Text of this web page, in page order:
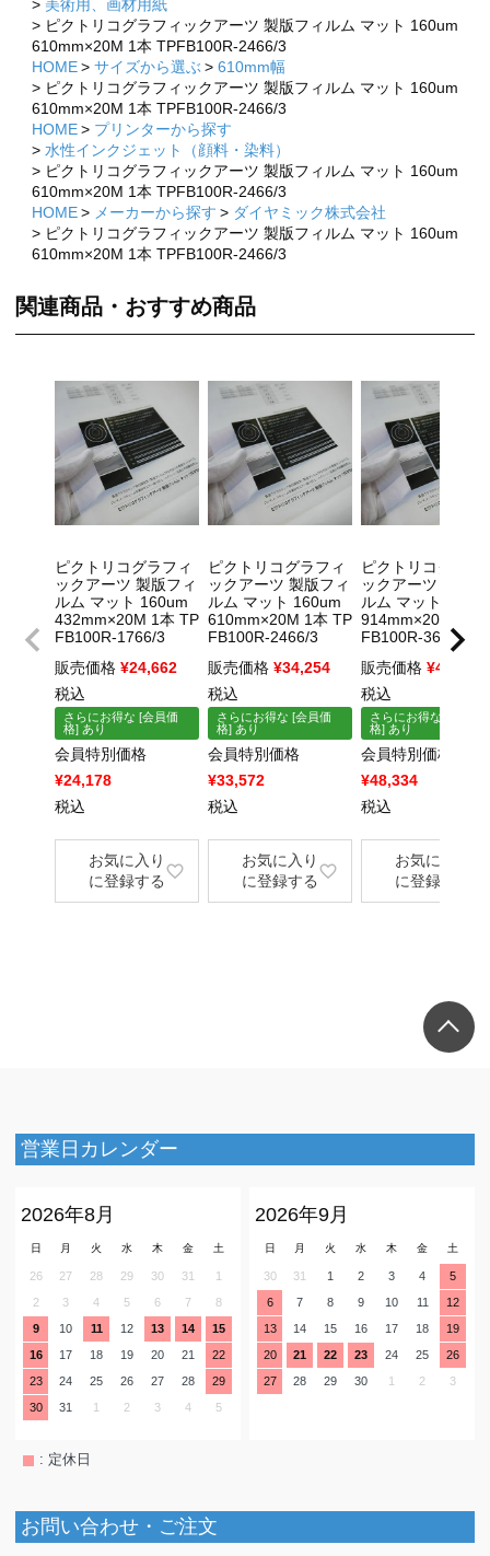
×
美術用、画材用紙
ピクトリコグラフィックアーツ 製版フィルム マット 160um
610mm×20M 1本 TPFB100R-2466/3
HOME
サイズから選ぶ
610mm幅
ピクトリコグラフィックアーツ 製版フィルム マット 160um
610mm×20M 1本 TPFB100R-2466/3
HOME
プリンターから探す
水性インクジェット（顔料・染料）
ピクトリコグラフィックアーツ 製版フィルム マット 160um
610mm×20M 1本 TPFB100R-2466/3
HOME
メーカーから探す
ダイヤミック株式会社
ピクトリコグラフィックアーツ 製版フィルム マット 160um
610mm×20M 1本 TPFB100R-2466/3
関連商品・おすすめ商品
ピクトリコグラフィ
ックアーツ 製版フィ
ルム マット 160um
432mm×20M 1本 TP
FB100R-1766/3
販売価格 ¥24,662
税込
さらにお得な [会員価
格] あり
会員特別価格
¥24,178
税込
お気に入り
に登録する
ピクトリコグラフィ
ックアーツ 製版フィ
ルム マット 160um
610mm×20M 1本 TP
FB100R-2466/3
販売価格 ¥34,254
税込
さらにお得な [会員価
格] あり
会員特別価格
¥33,572
税込
お気に入り
に登録する
ピクトリコグラフ
ックアーツ 製版
ルム マット
914mm×20M 1本
FB100R-3666/3
販売価格 ¥49,313
税込
さらにお得な [会員価
格] あり
会員特別価格
¥48,334
税込
お気に入り
に登録する
営業日カレンダー
2026年8月
日 月 火 水 木 金 土
26 27 28 29 30 31
1
2
3 4 5 6 7
8
9
10 11 12 13 14
15
16
17 18 19 20 21
22
23
24 25 26 27 28
29
30
31 1 2 3 4 5
2026年9月
日 月 火 水 木 金 土
30 31 1 2 3 4
5
6
7 8 9 10 11
12
13
14 15 16 17 18
19
20
21 22 23 24 25
26
27
28 29 30 1 2 3
: 定休日
お問い合わせ・ご注文